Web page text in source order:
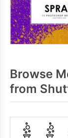
Browse
from